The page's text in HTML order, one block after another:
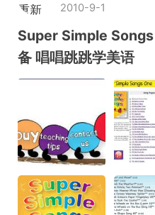
重新
加载
2010-9-1
Super Simple
备 唱唱跳跳学美语